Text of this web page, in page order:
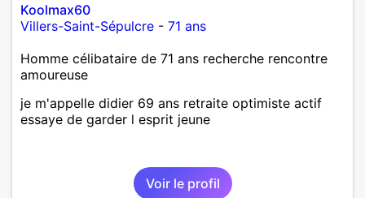
Koolmax60
Villers-Saint-Sépulcre - 71 ans
Homme célibataire de 71 ans recherche rencontre
amoureuse
je m'appelle didier 69 ans retraite optimiste actif
essaye de garder l esprit jeune
Voir le profil